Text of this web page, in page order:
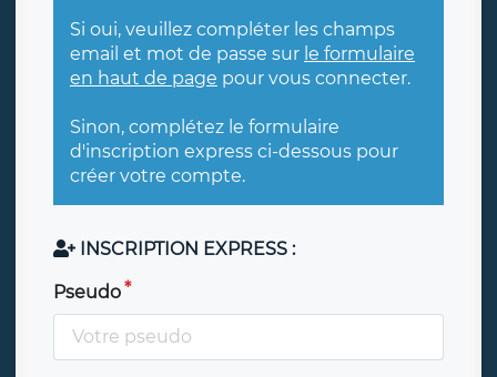
Si oui, veuillez compléter les champs
email et mot de passe sur le formulaire
en haut de page pour vous connecter.
Sinon, complétez le formulaire
d'inscription express ci-dessous pour
créer votre compte.
INSCRIPTION EXPRESS :
Pseudo